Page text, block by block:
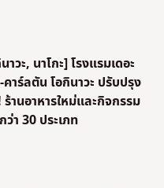
าวะ, นาโกะ] โรงแรมเดอะ
าร์ลตัน โอกินาวะ ปรับปรุง
ร้านอาหารใหม่และกิจกรรม
ว่า 30 ประเภท